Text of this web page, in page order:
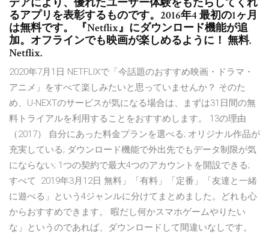
デアにより、優れたユーザー体験をもたらしてくれ
るアプリを表彰するものです。2016年4 最初の1ヶ月
は無料です。 『Netflix』にダウンロード機能が追
加。オフラインでも映画が楽しめるように！ 無料.
Netflix.
2020年7月1日 NETFLIXで「今話題のおすすめ映画・ドラマ・
アニメ」をすべて楽しみたいと思っていませんか？ そのた
め、U-NEXTのサービスが気になる場合は、まずは31日間の無
料トライアルを利用することをおすすめします。 13の理由
（2017） 自分にあった料金プランを選べる; オリジナル作品が
充実している; ダウンロード機能で外出先でもデータ制限が気
にならない; 1つの契約で最大4つのアカウントを開設できる;
すべて 2019年3月12日 無料」「有料」「定番」「友達と一緒
に遊べる」という4ジャンルに分けてまとめました。どれも心
からおすすめできます。 暇だし何かスマホゲームやりたい
な」というのであれば、ダウンロードして間違いなしです。